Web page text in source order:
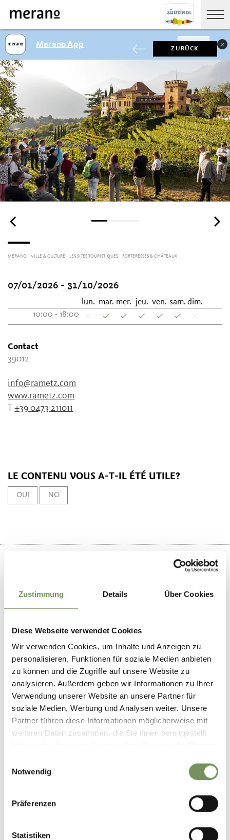
Zustimmung Details Über Cookies
Diese Webseite verwendet Cookies
Wir verwenden Cookies, um Inhalte und Anzeigen zu
personalisieren, Funktionen für soziale Medien anbieten
zu können und die Zugriffe auf unsere Website zu
analysieren. Außerdem geben wir Informationen zu Ihrer
Verwendung unserer Website an unsere Partner für
soziale Medien, Werbung und Analysen weiter. Unsere
Partner führen diese Informationen möglicherweise mit
weiteren Daten zusammen, die Sie ihnen bereitgestellt
Notwendig
Präferenzen
Statistiken
ZURÜCK
MERANO VILLE & CULTURE LES SITES TOURISTIQUES FORTERESSES & CHÂTEAUX
07/01/2026 - 31/10/2026
lun. mar. mer. jeu. ven. sam. dim.
10:00 - 18:00
Contact
39012
info@rametz.com
www.rametz.com
T+39 0473 211011
LE CONTENU VOUS A-T-IL ÉTÉ UTILE?
OUI NO
+
−
Merano App SHOW